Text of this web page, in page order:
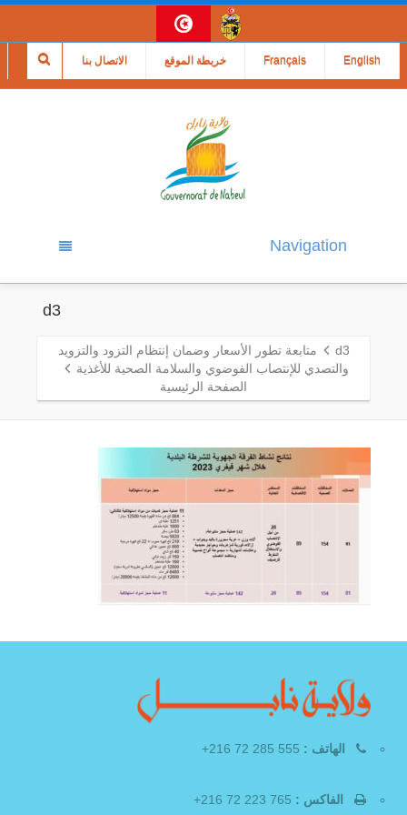
الاتصال بنا خريطة الموقع Français English
Navigation
d3
d3
متابعة تطور الأسعار وضمان إنتظام التزود والتزويد
والتصدي للإنتصاب الفوضوي والسلامة الصحية للأغذية
الصفحة الرئيسية
الهاتف :
الفاكس :